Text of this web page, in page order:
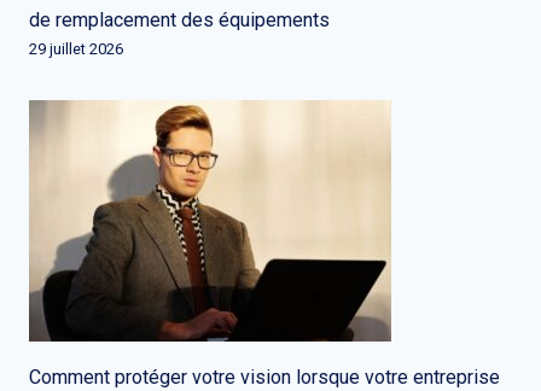
de remplacement des équipements
29 juillet 2026
Comment protéger votre vision lorsque votre entreprise